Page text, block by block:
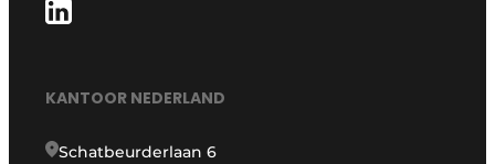
KANTOOR NEDERLAND
Schatbeurderlaan 6